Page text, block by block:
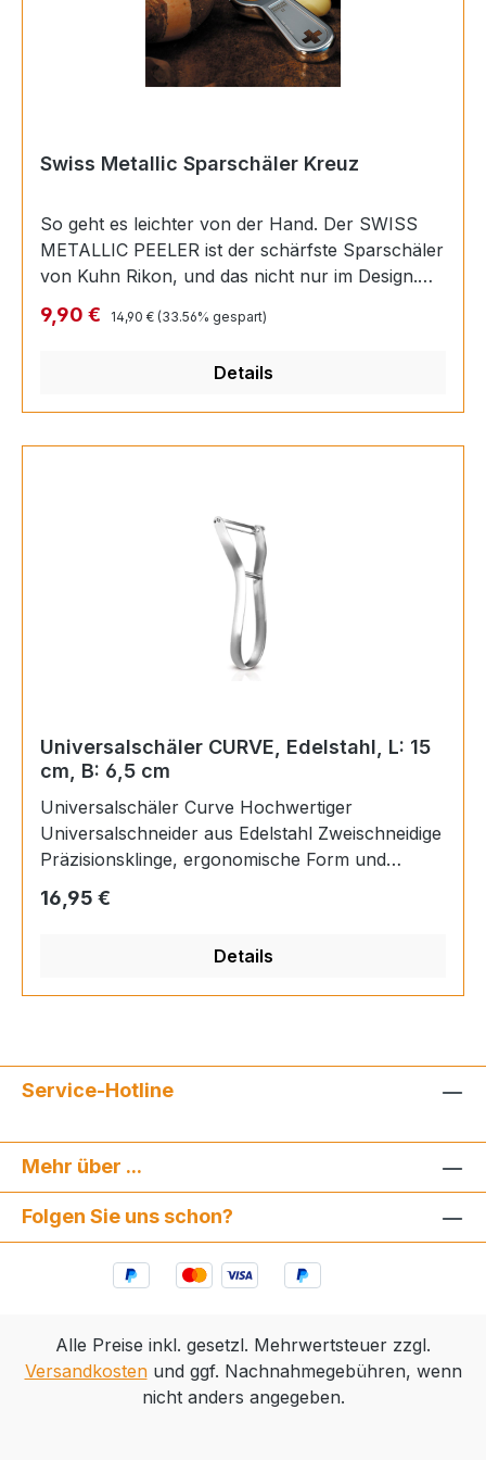
Swiss Metallic Sparschäler Kreuz
So geht es leichter von der Hand. Der SWISS
METALLIC PEELER ist der schärfste Sparschäler
von Kuhn Rikon, und das nicht nur im Design.
und Gemüse hauchdünn. Zu 100% in der
der SchweizScharfe, veredelte Klinge aus
empfohlen Gewicht:0,037 kgLänge:122
mmBreite:64 mmHöhe:
Verkaufspreis:
9,90 € Regulärer Preis:
14,90 € (33.56% gespart)
Details
Universalschäler CURVE, Edelstahl, L: 15
cm, B: 6,5 cm
Universalschäler Curve Hochwertiger
Universalschneider aus Edelstahl Zweischneidige
Präzisionsklinge, ergonomische Form und
Breite: 6,5 cm, Länge: 15 cm Lieferung ohne
Regulärer Preis:
16,95 €
Details
Service-Hotline
Mehr über ...
Folgen Sie uns schon?
Alle Preise inkl. gesetzl. Mehrwertsteuer zzgl.
Versandkostenund ggf. Nachnahmegebühren, wenn
nicht anders angegeben.